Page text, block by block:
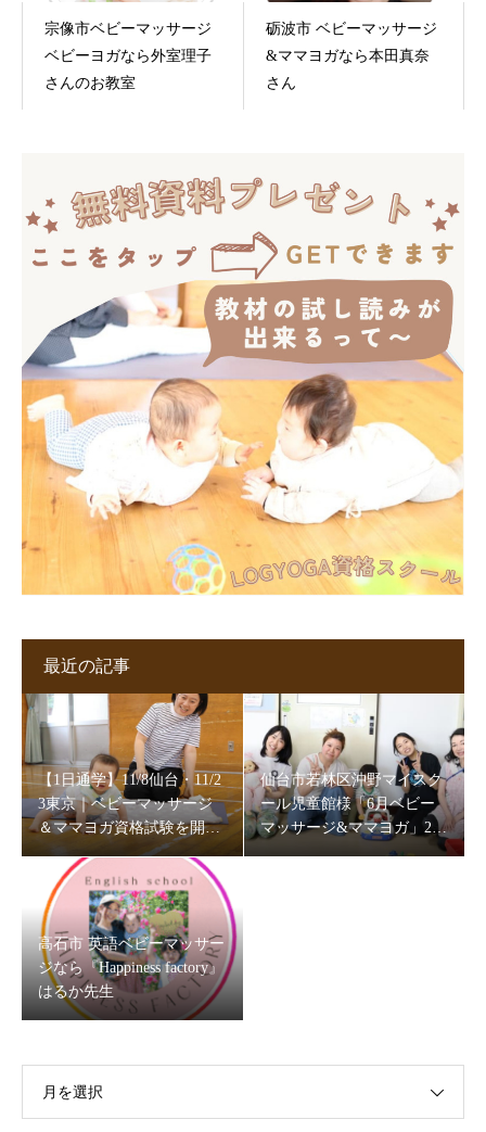
宗像市ベビーマッサージ
ベビーヨガなら外室理子
さんのお教室
砺波市 ベビーマッサージ
&ママヨガなら本田真奈
さん
最近の記事
【1日通学】11/8仙台・11/2
3東京｜ベビーマッサージ
＆ママヨガ資格試験を開催
します
仙台市若林区沖野マイスク
ール児童館様「6月ベビー
マッサージ&ママヨガ」202
高石市 英語ベビーマッサー
ジなら『Happiness factory』
はるか先生
月を選択